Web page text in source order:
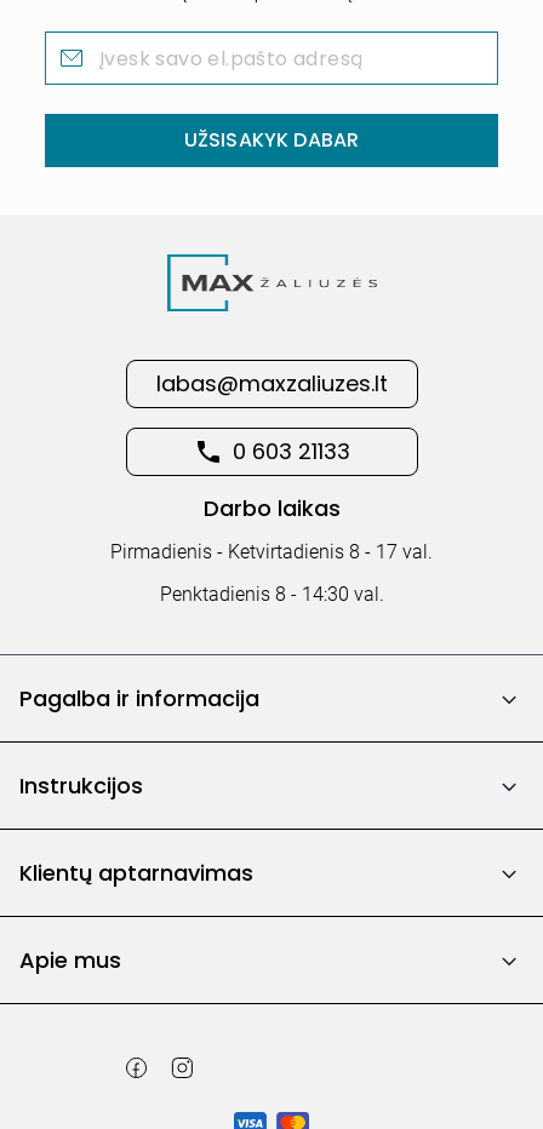
UŽSISAKYK DABAR
labas@maxzaliuzes.lt
0 603 21133
Darbo laikas
Pirmadienis - Ketvirtadienis 8 - 17 val.
Penktadienis 8 - 14:30 val.
Pagalba ir informacija
Instrukcijos
Klientų aptarnavimas
Apie mus